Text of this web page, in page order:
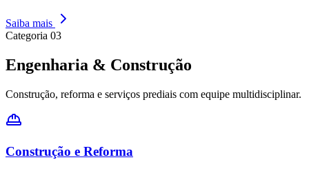
Saiba mais
Categoria 03
Engenharia & Construção
Construção, reforma e serviços prediais com equipe multidisciplinar.
Construção e Reforma